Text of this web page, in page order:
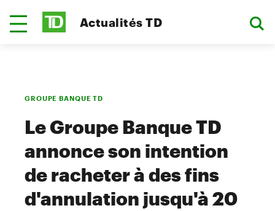
Actualités TD
GROUPE BANQUE TD
Le Groupe Banque TD
annonce son intention
de racheter à des fins
d'annulation jusqu'à 20